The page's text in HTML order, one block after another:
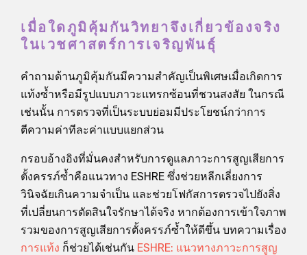
เมื่อใดภูมิคุ้มกันวิทยาจึงเกี่ยวข้องจริง
ในเวชศาสตร์การเจริญพันธุ์
คำถามด้านภูมิคุ้มกันมีความสำคัญเป็นพิเศษเมื่อเกิดการ
แท้งซ้ำหรือมีรูปแบบภาวะแทรกซ้อนที่ชวนสงสัย ในกรณี
เช่นนั้น การตรวจที่เป็นระบบย่อมมีประโยชน์กว่าการ
ตีความค่าทีละค่าแบบแยกส่วน
กรอบอ้างอิงที่มั่นคงสำหรับการดูแลภาวะการสูญเสียการ
ตั้งครรภ์ซ้ำคือแนวทาง ESHRE ซึ่งช่วยหลีกเลี่ยงการ
วินิจฉัยเกินความจำเป็น และช่วยโฟกัสการตรวจไปยังสิ่ง
ที่เปลี่ยนการตัดสินใจรักษาได้จริง หากต้องการเข้าใจภาพ
รวมของการสูญเสียการตั้งครรภ์ซ้ำให้ดีขึ้น บทความเรื่อง
การแท้ง ก็ช่วยได้เช่นกัน ESHRE: แนวทางภาวะการสูญ